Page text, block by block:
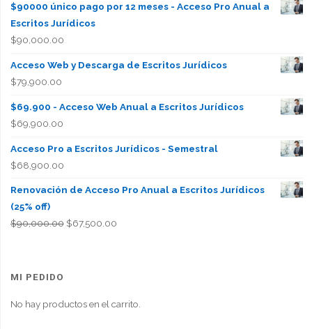
$90000 único pago por 12 meses - Acceso Pro Anual a
Escritos Jurídicos
$90,000.00
Acceso Web y Descarga de Escritos Jurídicos
$79,900.00
$69.900 - Acceso Web Anual a Escritos Jurídicos
$69,900.00
Acceso Pro a Escritos Jurídicos - Semestral
$68,900.00
Renovación de Acceso Pro Anual a Escritos Jurídicos
(25% off)
$90,000.00 El
$67,500.00El
MI PEDIDO
No hay productos en el carrito.